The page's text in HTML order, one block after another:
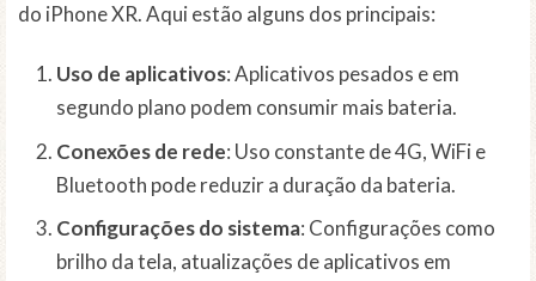
do iPhone XR. Aqui estão alguns dos principais:
Uso de aplicativos: Aplicativos pesados e em
segundo plano podem consumir mais bateria.
Conexões de rede: Uso constante de 4G, WiFi e
Bluetooth pode reduzir a duração da bateria.
Configurações do sistema: Configurações como
brilho da tela, atualizações de aplicativos em